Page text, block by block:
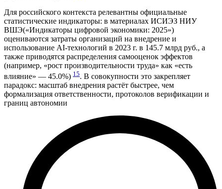
Для российского контекста релевантны официальные
статистические индикаторы: в материалах ИСИЭЗ НИУ
ВШЭ(«Индикаторы цифровой экономики: 2025»)
оцениваются затраты организаций на внедрение и
использование AI‑технологий в 2023 г. в 145.7 млрд руб., а
также приводятся распределения самооценок эффектов
(например, «рост производительности труда» как «есть
влияние» — 45.0%) 15. В совокупности это закрепляет
парадокс: масштаб внедрения растёт быстрее, чем
формализация ответственности, протоколов верификации и
границ автономии